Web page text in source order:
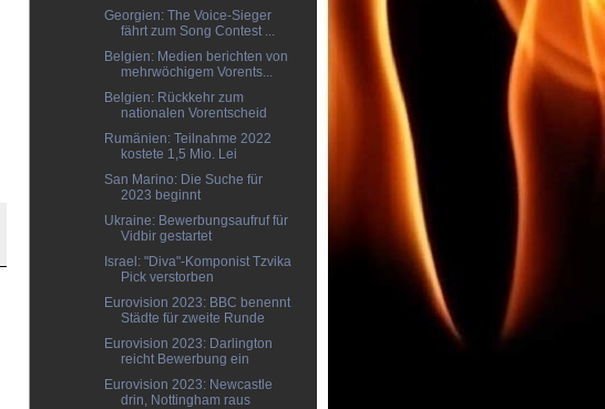
Georgien: The Voice-Sieger
fährt zum Song Contest ...
Belgien: Medien berichten von
mehrwöchigem Vorents...
Belgien: Rückkehr zum
nationalen Vorentscheid
Rumänien: Teilnahme 2022
kostete 1,5 Mio. Lei
San Marino: Die Suche für
2023 beginnt
Ukraine: Bewerbungsaufruf für
Vidbir gestartet
Israel: "Diva"-Komponist Tzvika
Pick verstorben
Eurovision 2023: BBC benennt
Städte für zweite Runde
Eurovision 2023: Darlington
reicht Bewerbung ein
Eurovision 2023: Newcastle
drin, Nottingham raus